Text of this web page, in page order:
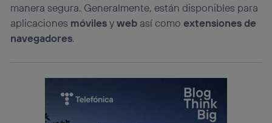
manera segura. Generalmente, están disponibles para
aplicaciones móvilesyweb así comoextensiones de
navegadores.